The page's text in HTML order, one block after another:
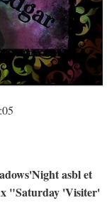
asbl et
"Saturday 'Visiter'